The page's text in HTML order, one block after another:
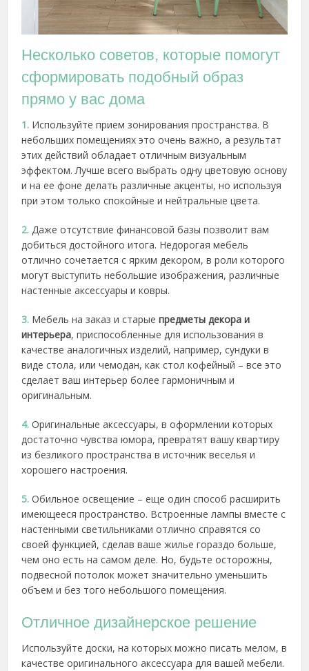
Несколько советов, которые помогут
сформировать подобный образ
прямо у вас дома
1. Используйте прием зонирования пространства. В
небольших помещениях это очень важно, а результат
этих действий обладает отличным визуальным
эффектом. Лучше всего выбрать одну цветовую основу
и на ее фоне делать различные акценты, но используя
при этом только спокойные и нейтральные цвета.
2. Даже отсутствие финансовой базы позволит вам
добиться достойного итога. Недорогая мебель
отлично сочетается с ярким декором, в роли которого
могут выступить небольшие изображения, различные
настенные аксессуары и ковры.
3. Мебель на заказ и старыепредметы декора и
интерьера, приспособленные для использования в
качестве аналогичных изделий, например, сундуки в
виде стола, или чемодан, как стол кофейный – все это
сделает ваш интерьер более гармоничным и
оригинальным.
4. Оригинальные аксессуары, в оформлении которых
достаточно чувства юмора, превратят вашу квартиру
из безликого пространства в источник веселья и
хорошего настроения.
5. Обильное освещение – еще один способ расширить
имеющееся пространство. Встроенные лампы вместе с
настенными светильниками отлично справятся со
своей функцией, сделав ваше жилье гораздо больше,
чем оно есть на самом деле. Но, будьте осторожны,
подвесной потолок может значительно уменьшить
объем и без того небольшого помещения.
Отличное дизайнерское решение
Используйте доски, на которых можно писать мелом, в
качестве оригинального аксессуара для вашей мебели.